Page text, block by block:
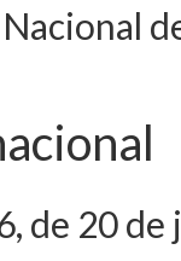
de 20